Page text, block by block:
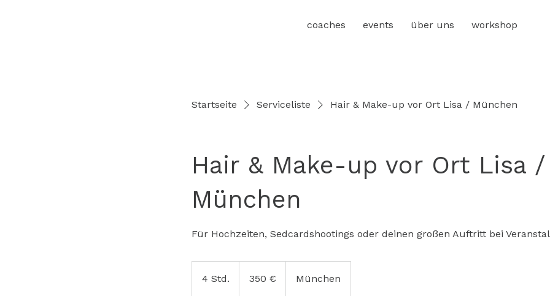
coaches events über uns workshop
Startseite Serviceliste Hair & Make-up vor Ort Lisa / München
Hair & Make-up vor Ort Lisa /
München
Für Hochzeiten, Sedcardshootings oder deinen großen Auftritt bei
4 Std. 350 € München